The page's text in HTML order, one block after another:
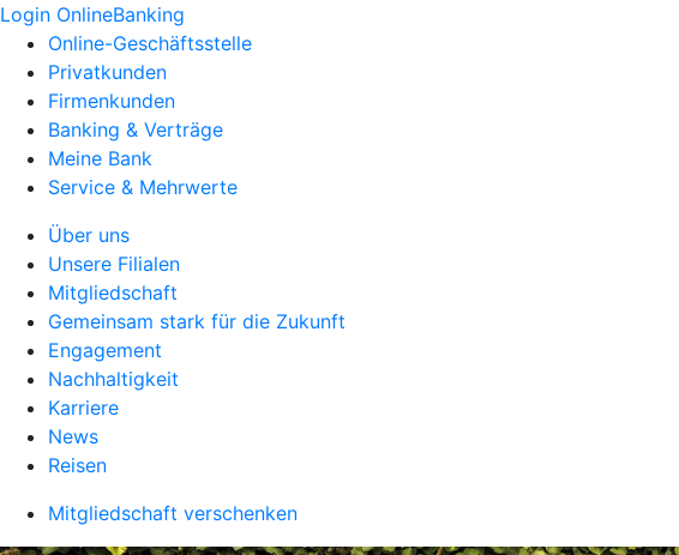
Login OnlineBanking
Online-Geschäftsstelle
Privatkunden
Firmenkunden
Banking & Verträge
Meine Bank
Service & Mehrwerte
Über uns
Unsere Filialen
Mitgliedschaft
Gemeinsam stark für die Zukunft
Engagement
Nachhaltigkeit
Karriere
News
Reisen
Mitgliedschaft verschenken